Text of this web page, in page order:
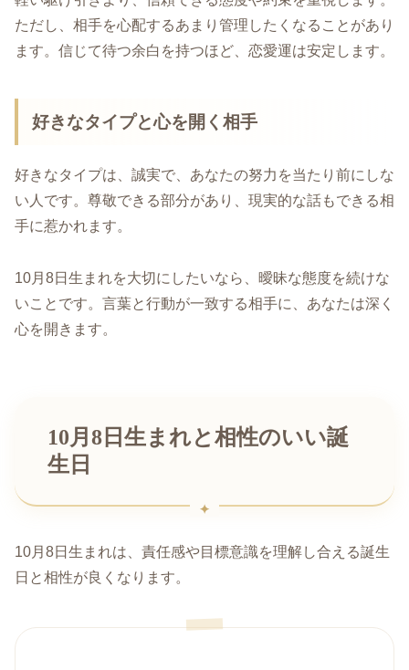
ただし、相手を心配するあまり管理したくなることがあり
ます。信じて待つ余白を持つほど、恋愛運は安定します。
好きなタイプと心を開く相手
好きなタイプは、誠実で、あなたの努力を当たり前にしな
い人です。尊敬できる部分があり、現実的な話もできる相
手に惹かれます。
10月8日生まれを大切にしたいなら、曖昧な態度を続けな
いことです。言葉と行動が一致する相手に、あなたは深く
心を開きます。
10月8日生まれと相性のいい誕
生日
10月8日生まれは、責任感や目標意識を理解し合える誕生
日と相性が良くなります。